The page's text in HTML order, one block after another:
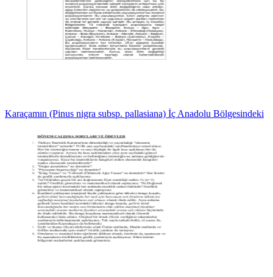
Karaçamın (Pinus nigra subsp. pallasiana) İç Anadolu Bölgesindeki